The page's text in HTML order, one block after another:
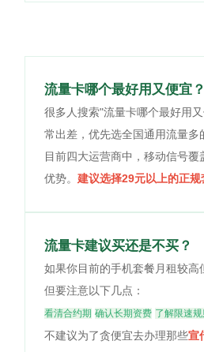
流量卡哪个最好用又便宜？
很多人搜索"流量卡哪个最好用
常出差，优先选全国通用流量
目前四大运营商中，移动信号
优势。 建议选择29元以上的正规
流量卡建议买还是不买？
如果你目前的手机套餐月租较
但要注意以下几点：
看清合约期 确认长期资费 了解限速规
不建议为了贪便宜去办理那些宣